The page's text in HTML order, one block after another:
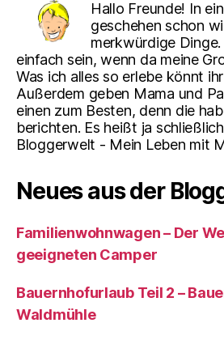
Hallo Freunde! In
geschehen schon
merkwürdige
einfach sein, wenn da meine
Was ich alles so erlebe könnt
Außerdem geben Mama und
einen zum Besten, denn die
berichten. Es heißt ja
Bloggerwelt - Mein Leben mit
Neues aus der
Familienwohnwagen – Der
geeigneten Camper
Bauernhofurlaub Teil 2 –
Waldmühle